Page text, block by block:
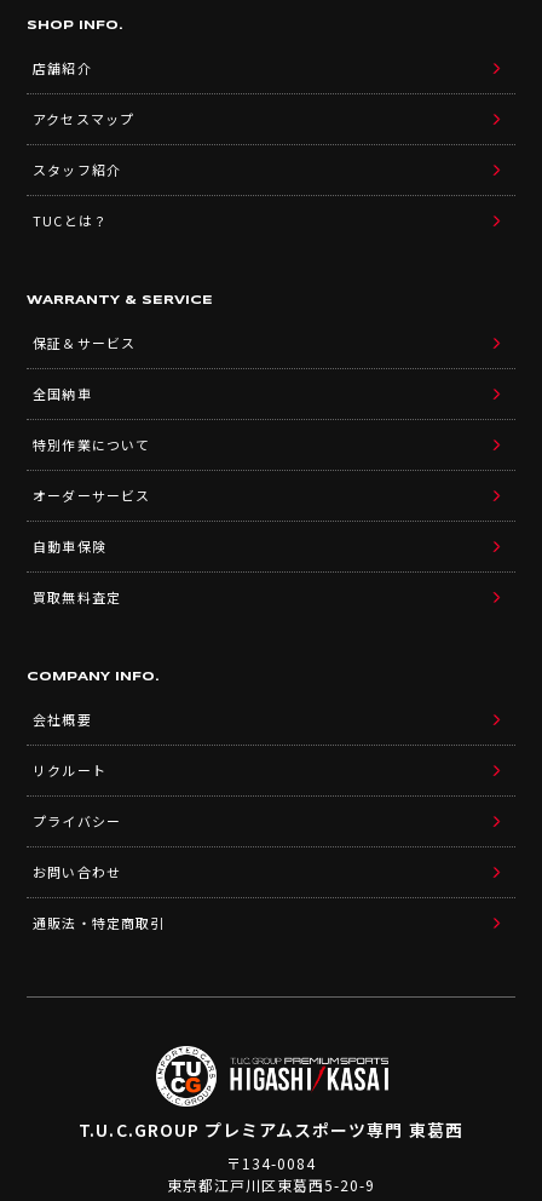
SHOP INFO.
店舗紹介
アクセスマップ
スタッフ紹介
TUCとは？
WARRANTY & SERVICE
保証＆サービス
全国納車
特別作業について
オーダーサービス
自動車保険
買取無料査定
COMPANY INFO.
会社概要
リクルート
プライバシー
お問い合わせ
通販法・特定商取引
T.U.C.GROUP プレミアムスポーツ専門 東葛西
〒134-0084
東京都江戸川区東葛西5-20-9